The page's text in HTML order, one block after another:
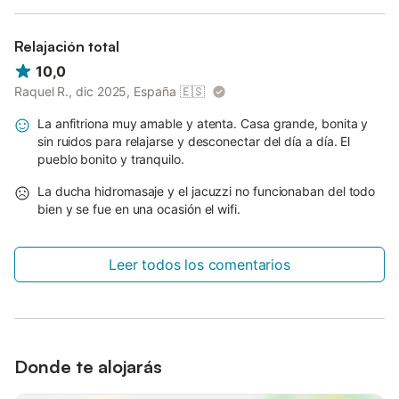
Relajación total
10,0
Raquel R., dic 2025, España 🇪🇸
La anfitriona muy amable y atenta. Casa grande, bonita y
sin ruidos para relajarse y desconectar del día a día. El
pueblo bonito y tranquilo.
La ducha hidromasaje y el jacuzzi no funcionaban del todo
bien y se fue en una ocasión el wifi.
Leer todos los comentarios
Donde te alojarás